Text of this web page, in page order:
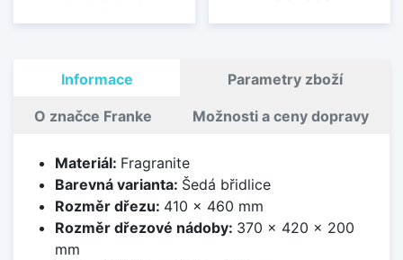
Informace Parametry zboží
O značce Franke Možnosti a ceny dopravy
Materiál: Fragranite
Barevná varianta: Šedá břidlice
Rozměr dřezu: 410 x 460 mm
Rozměr dřezové nádoby: 370 x 420 x 200
mm